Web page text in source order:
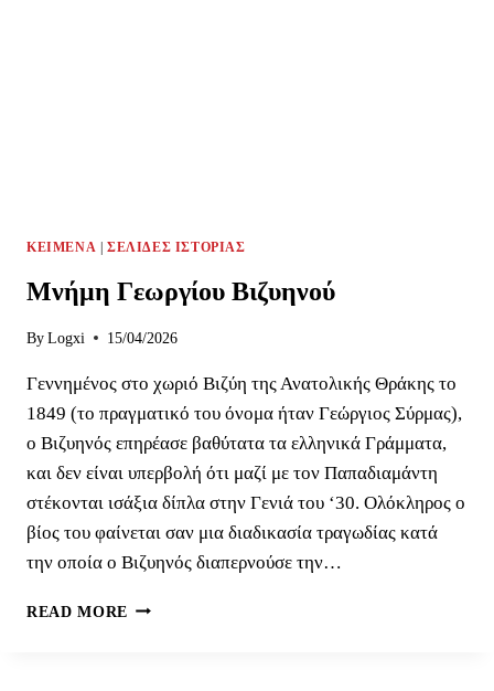
ΚΕΊΜΕΝΑ ΣΕΛΊΔΕΣ ΙΣΤΟΡΊΑΣ
Μνήμη Γεωργίου Βιζυηνού
By Logxi 15/04/2026
Γεννημένος στο χωριό Βιζύη της Ανατολικής Θράκης το
1849 (το πραγματικό του όνομα ήταν Γεώργιος Σύρμας),
ο Βιζυηνός επηρέασε βαθύτατα τα ελληνικά Γράμματα,
και δεν είναι υπερβολή ότι μαζί με τον Παπαδιαμάντη
στέκονται ισάξια δίπλα στην Γενιά του ‘30. Ολόκληρος ο
βίος του φαίνεται σαν μια διαδικασία τραγωδίας κατά
την οποία ο Βιζυηνός διαπερνούσε την…
READ MORE ΜΝΉΜΗ